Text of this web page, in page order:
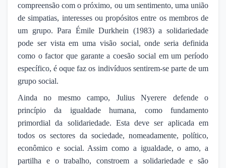
compreensão com o próximo, ou um sentimento, uma união
de simpatias, interesses ou propósitos entre os membros de
um grupo. Para Émile Durkhein (1983) a solidariedade
pode ser vista em uma visão social, onde seria definida
como o factor que garante a coesão social em um período
específico, é oque faz os indivíduos sentirem-se parte de um
grupo social.
Ainda no mesmo campo, Julius Nyerere defende o
princípio da igualdade humana, como fundamento
primordial da solidariedade. Esta deve ser aplicada em
todos os sectores da sociedade, nomeadamente, político,
econômico e social. Assim como a igualdade, o amo, a
partilha e o trabalho, constroem a solidariedade e são